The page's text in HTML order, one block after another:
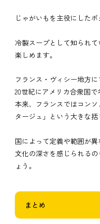
じゃがいもを主役にしたポ
冷製スープとして知られ
楽しめます。
フランス・ヴィシー地方に
20世紀にアメリカ合衆国で
本来、フランスではコン
タージュ」という大きな括
国によって定義や範囲が
文化の深さを感じられる
ょう。
まとめ